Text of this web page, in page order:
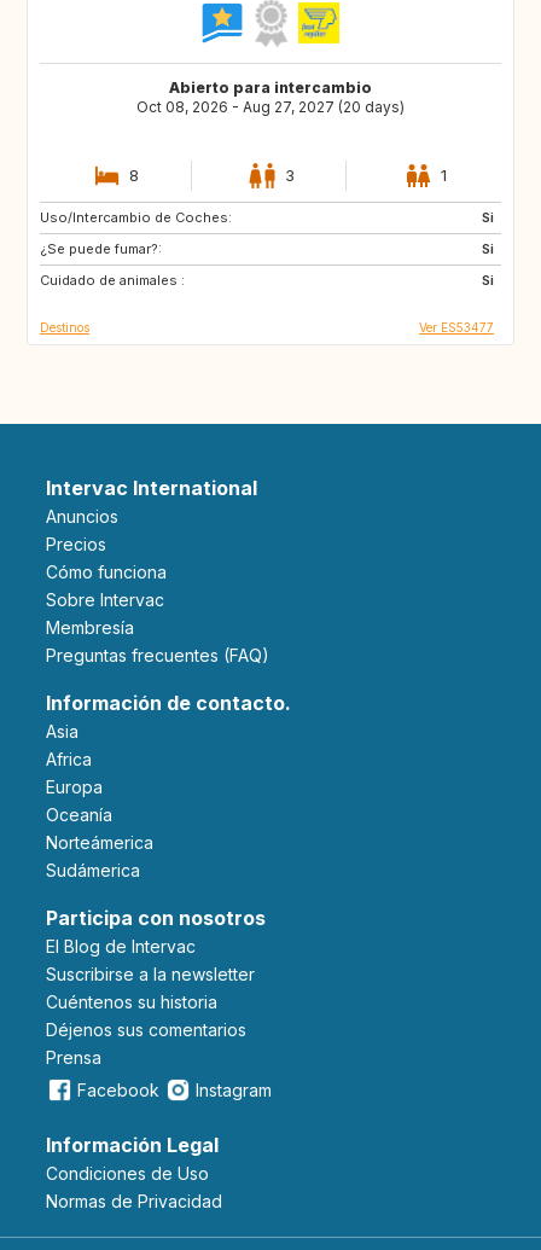
Abierto para intercambio
Oct 08, 2026 - Aug 27, 2027 (20 days)
8 3 1
Uso/Intercambio de Coches:
Si
¿Se puede fumar?:
Si
Cuidado de animales :
Si
CH
NO
NZ
Destinos Ver ES53477
Intervac International
Anuncios
Precios
Cómo funciona
Sobre Intervac
Membresía
Preguntas frecuentes (FAQ)
Información de contacto.
Asia
Africa
Europa
Oceanía
Norteámerica
Sudámerica
Participa con nosotros
El Blog de Intervac
Suscribirse a la newsletter
Cuéntenos su historia
Déjenos sus comentarios
Prensa
Facebook
Instagram
Información Legal
Condiciones de Uso
Normas de Privacidad